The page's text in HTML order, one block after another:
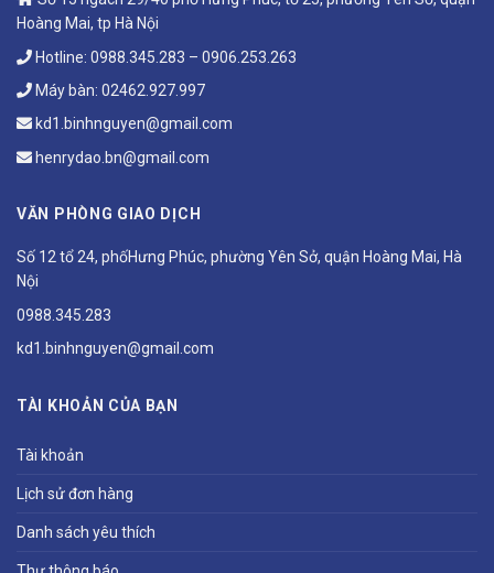
Hoàng Mai, tp Hà Nội
Hotline: 0988.345.283 – 0906.253.263
Máy bàn: 02462.927.997
kd1.binhnguyen@gmail.com
henrydao.bn@gmail.com
VĂN PHÒNG GIAO DỊCH
Số 12 tổ 24, phốHưng Phúc, phường Yên Sở, quận Hoàng Mai, Hà
Nội
0988.345.283
kd1.binhnguyen@gmail.com
TÀI KHOẢN CỦA BẠN
Tài khoản
Lịch sử đơn hàng
Danh sách yêu thích